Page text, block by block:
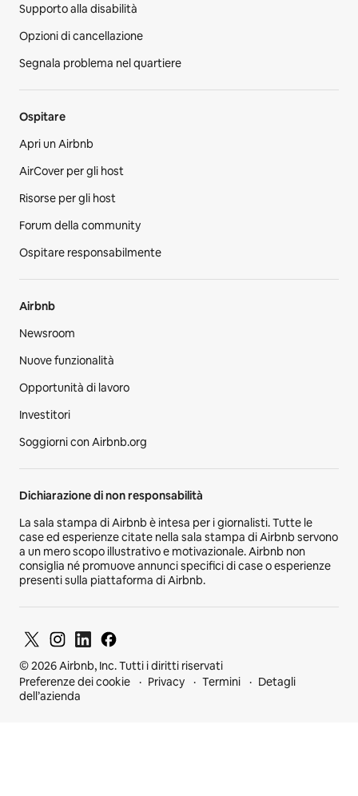
Supporto alla disabilità
Opzioni di cancellazione
Segnala problema nel quartiere
Ospitare
Apri un Airbnb
AirCover per gli host
Risorse per gli host
Forum della community
Ospitare responsabilmente
Airbnb
Newsroom
Nuove funzionalità
Opportunità di lavoro
Investitori
Soggiorni con Airbnb.org
Dichiarazione di non responsabilità
La sala stampa di Airbnb è intesa per i giornalisti. Tutte le
case ed esperienze citate nella sala stampa di Airbnb servono
a un mero scopo illustrativo e motivazionale. Airbnb non
consiglia né promuove annunci specifici di case o esperienze
presenti sulla piattaforma di Airbnb.
© 2026 Airbnb, Inc. Tutti i diritti riservati
Preferenze dei cookie
Privacy Termini
Detagli
dell’azienda